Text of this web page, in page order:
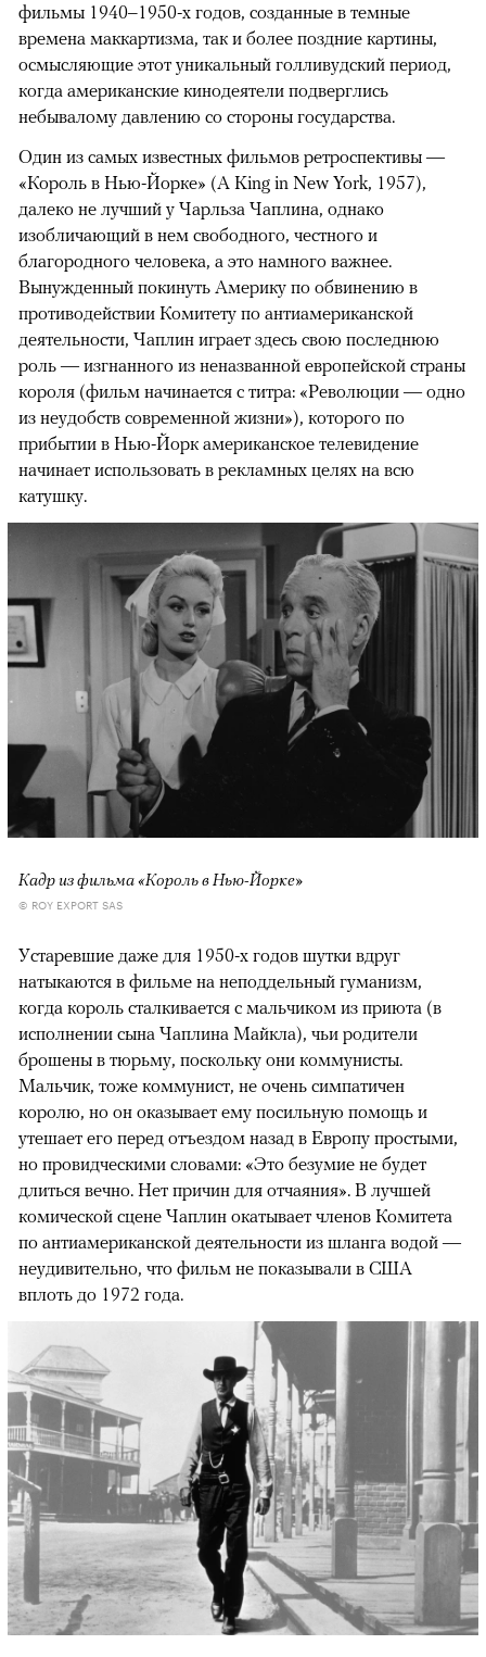
фильмы 1940–1950-х годов, созданные в темные
времена маккартизма, так и более поздние картины,
осмысляющие этот уникальный голливудский период,
когда американские кинодеятели подверглись
небывалому давлению со стороны государства.
Один из самых известных фильмов ретроспективы —
«Король в Нью-Йорке» (A King in New York, 1957),
далеко не лучший у Чарльза Чаплина, однако
изобличающий в нем свободного, честного и
благородного человека, а это намного важнее.
Вынужденный покинуть Америку по обвинению в
противодействии Комитету по антиамериканской
деятельности, Чаплин играет здесь свою последнюю
роль — изгнанного из неназванной европейской страны
короля (фильм начинается с титра: «Революции — одно
из неудобств современной жизни»), которого по
прибытии в Нью-Йорк американское телевидение
начинает использовать в рекламных целях на всю
катушку.
Кадр из фильма «Король в Нью-Йорке»
© ROY EXPORT SAS
Устаревшие даже для 1950-х годов шутки вдруг
натыкаются в фильме на неподдельный гуманизм,
когда король сталкивается с мальчиком из приюта (в
исполнении сына Чаплина Майкла), чьи родители
брошены в тюрьму, поскольку они коммунисты.
Мальчик, тоже коммунист, не очень симпатичен
королю, но он оказывает ему посильную помощь и
утешает его перед отъездом назад в Европу простыми,
но провидческими словами: «Это безумие не будет
длиться вечно. Нет причин для отчаяния». В лучшей
комической сцене Чаплин окатывает членов Комитета
по антиамериканской деятельности из шланга водой —
неудивительно, что фильм не показывали в США
вплоть до 1972 года.